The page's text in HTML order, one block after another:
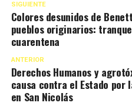
SIGUIENTE
Colores desunidos de
pueblos originarios:
cuarentena
ANTERIOR
Derechos Humanos y
causa contra el Estado por
en San Nicolás